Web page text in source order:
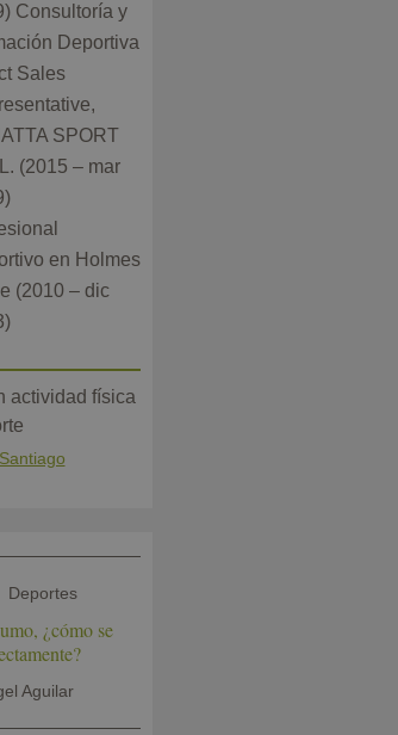
Consultoría y
Deportiva
Sales
SPORT
(2015 – mar
en Holmes
(2010 – dic
actividad física
Deportes
¿cómo se
Aguilar